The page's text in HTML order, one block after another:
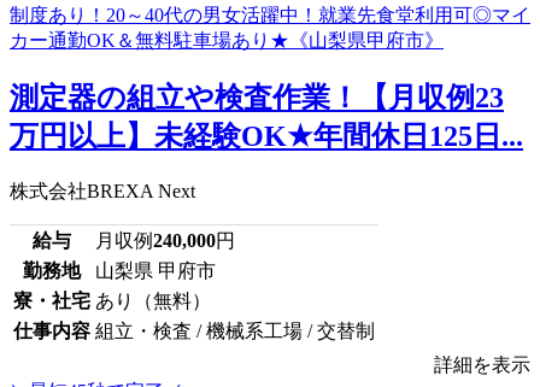
測定器の組立や検査作業！【月収例23
万円以上】未経験OK★年間休日125日...
株式会社BREXA Next
給与 月収例240,000円
勤務地
山梨県 甲府市
寮・社宅 あり（無料）
仕事内容 組立・検査 / 機械系工場 / 交替制
詳細を表示